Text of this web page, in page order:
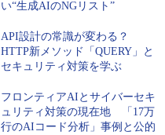
い“生成AIのNGリスト”
API設計の常識が変わる？
HTTP新メソッド「QUERY」と
セキュリティ対策を学ぶ
フロンティアAIとサイバーセキ
ュリティ対策の現在地 「17万
行のAIコード分析」事例と公的